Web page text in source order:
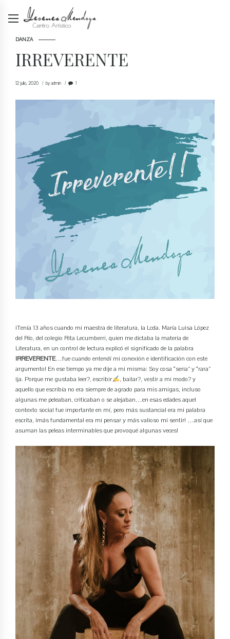
DANZA
IRREVERENTE
12 julio, 2020 by admin 1
¡Tenía 13 años cuando mi maestra de literatura, la Lcda. María Luisa López
del Río, del colegio Rita Lecumberri, quien me dictaba la materia de
Literatura, en un control de lectura explicó el significado de la palabra
IRREVERENTE…fue cuando entendí mi conexión e identificación con este
argumento! En ese tiempo ya me dije a mi misma: Soy cosa “seria” y “rara”
¡ja. Porque me gustaba leer?, escribir
, bailar?, vestir a mi modo? y
aquello que escribía no era siempre de agrado para mis amigas, incluso
algunas me peleaban, criticaban o se alejaban…en esas edades aquel
contexto social fue importante en mí, pero más sustancial era mi palabra
escrita, ¡más fundamental era mi pensar y más valioso mi sentir! …así que
asuman las peleas interminables que provoqué algunas veces!